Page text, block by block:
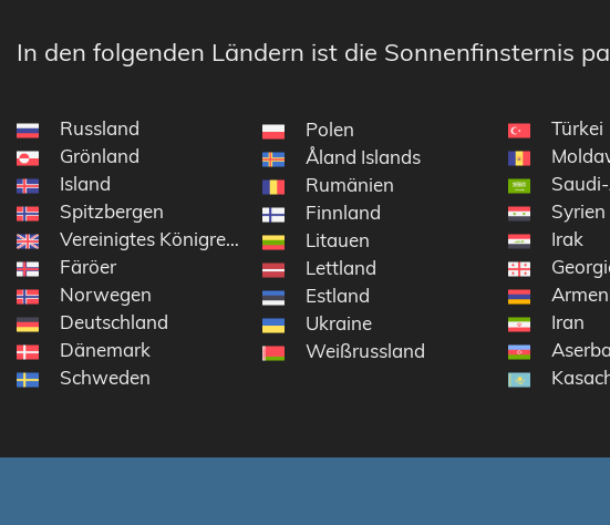
In den folgenden Ländern ist die Sonnenfinsternis
Russland
Grönland
Island
Spitzbergen
Vereinigtes Königreich
Färöer
Norwegen
Deutschland
Dänemark
Schweden
Polen
Åland Islands
Rumänien
Finnland
Litauen
Lettland
Estland
Ukraine
Weißrussland
Türkei
Syrien
Irak
Iran